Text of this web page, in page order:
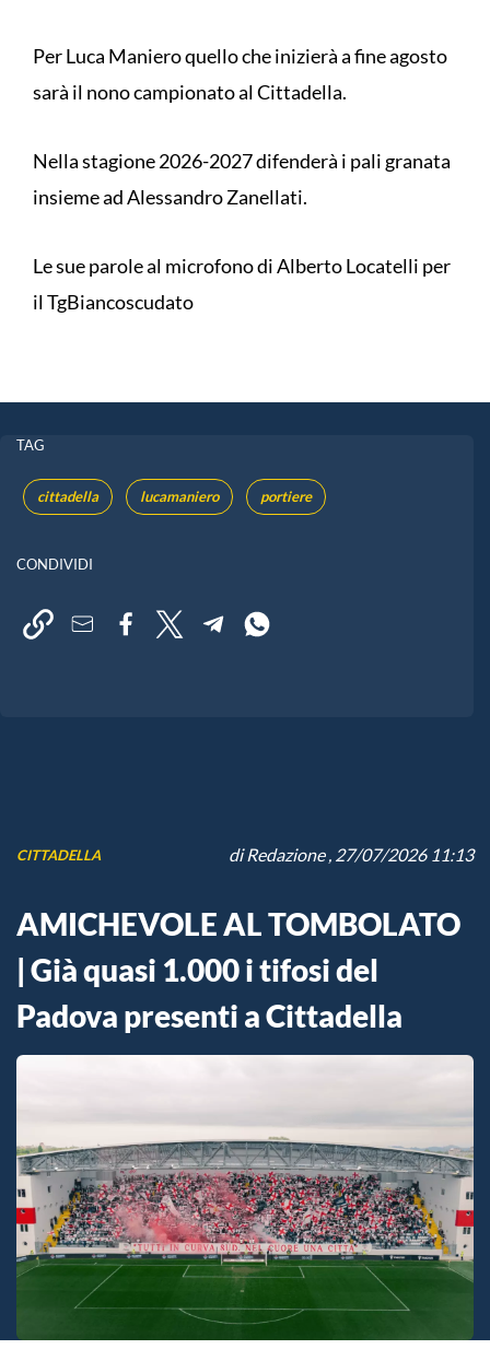
Per Luca Maniero quello che inizierà a fine agosto
sarà il nono campionato al Cittadella.
Nella stagione 2026-2027 difenderà i pali granata
insieme ad Alessandro Zanellati.
Le sue parole al microfono di Alberto Locatelli per
il TgBiancoscudato
TAG
cittadella lucamaniero portiere
CONDIVIDI
CITTADELLA diRedazione, 27/07/2026 11:13
AMICHEVOLE AL TOMBOLATO
| Già quasi 1.000 i tifosi del
Padova presenti a Cittadella